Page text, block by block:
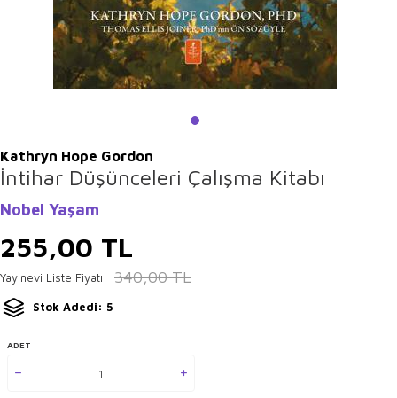
Kathryn Hope Gordon
İntihar Düşünceleri Çalışma Kitabı
Nobel Yaşam
255,00 TL
Yayınevi Liste Fiyatı: 340,00TL
Stok Adedi: 5
ADET